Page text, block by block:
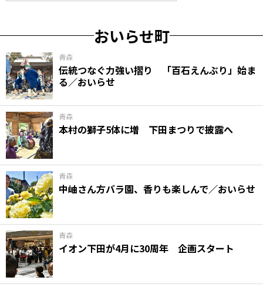
おいらせ町
青森
伝統つなぐ力強い摺り 「百石えんぶり」始ま
る／おいらせ
青森
本村の獅子5体に増 下田まつりで披露へ
青森
中岫さん方バラ園、香りも楽しんで／おいらせ
青森
イオン下田が4月に30周年 企画スタート